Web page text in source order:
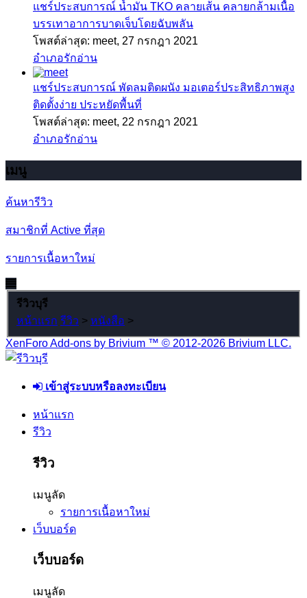
แชร์ประสบการณ์ น้ำมัน TKO คลายเส้น คลายกล้ามเนื้อ
บรรเทาอาการบาดเจ็บโดยฉับพลัน
โพสต์ล่าสุด: meet, 27 กรกฎา 2021
อำเภอรักอ่าน
แชร์ประสบการณ์ พัดลมติดผนัง มอเตอร์ประสิทธิภาพสูง
ติดตั้งง่าย ประหยัดพื้นที่
โพสต์ล่าสุด: meet, 22 กรกฎา 2021
อำเภอรักอ่าน
เมนู
ค้นหารีวิว
สมาชิกที่ Active ที่สุด
รายการเนื้อหาใหม่
รีวิวบุรี
หน้าแรก รีวิว > หนังสือ >
XenForo Add-ons by Brivium ™ © 2012-2026 Brivium LLC.
เข้าสู่ระบบหรือลงทะเบียน
หน้าแรก
รีวิว
รีวิว
เมนูลัด
รายการเนื้อหาใหม่
เว็บบอร์ด
เว็บบอร์ด
เมนูลัด